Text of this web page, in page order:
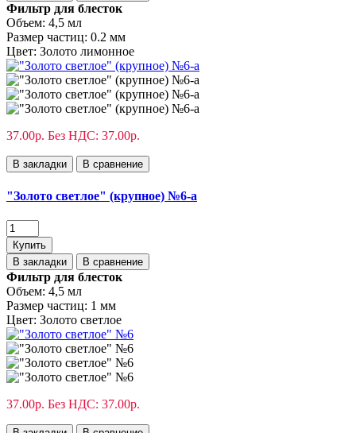
Фильтр для блесток
Объем: 4,5 мл
Размер частиц: 0.2 мм
Цвет: Золото лимонное
37.00р. Без НДС: 37.00р.
В закладки В сравнение
"Золото светлое" (крупное) №6-а
Купить
В закладки
В сравнение
Фильтр для блесток
Объем: 4,5 мл
Размер частиц: 1 мм
Цвет: Золото светлое
37.00р. Без НДС: 37.00р.